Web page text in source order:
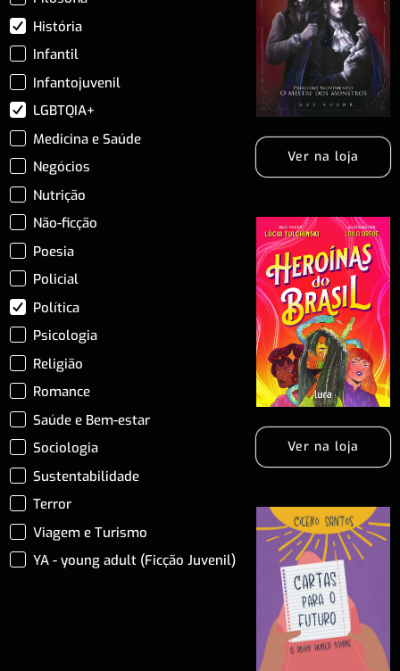
História
Infantil
Infantojuvenil
LGBTQIA+
Medicina e Saúde
Negócios
Nutrição
Não-ficção
Poesia
Policial
Política
Psicologia
Religião
Romance
Saúde e Bem-estar
Sociologia
Sustentabilidade
Terror
Viagem e Turismo
YA - young adult (Ficção Juvenil)
Ver na loja
Ver na loja